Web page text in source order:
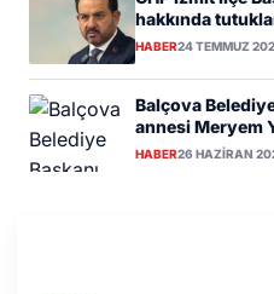
hakkında
HABER24 TEMMUZ
Balçova
annesi Meryem
HABER26 HAZIRAN